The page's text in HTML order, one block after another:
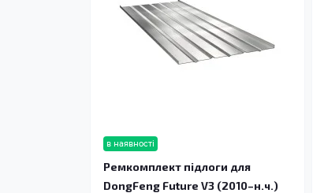
в наявності
Ремкомплект підлоги для
DongFeng Future V3 (2010–н.ч.)